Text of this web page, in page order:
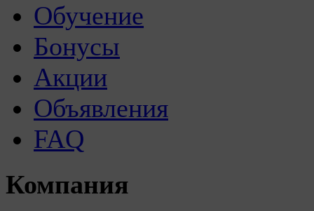
Обучение
Бонусы
Акции
Объявления
FAQ
Компания